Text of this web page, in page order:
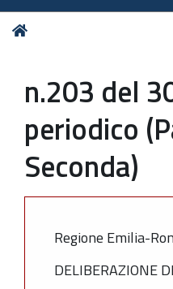
Tu
n.203 del
periodico
Seconda)
Regione Emilia-
DELIBERAZIONE